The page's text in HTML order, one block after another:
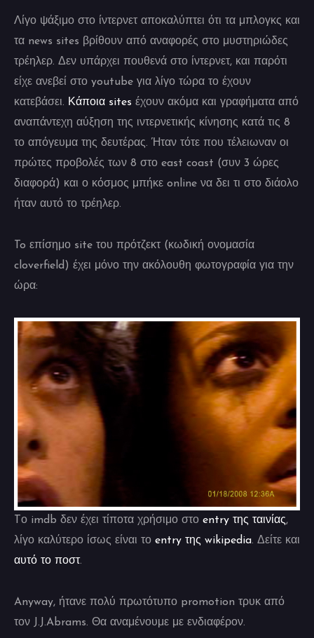
Λίγο ψάξιμο στο ίντερνετ αποκαλύπτει ότι τα μπλογκς και
τα news sites βρίθουν από αναφορές στο μυστηριώδες
τρέηλερ. Δεν υπάρχει πουθενά στο ίντερνετ, και παρότι
είχε ανεβεί στο youtube για λίγο τώρα το έχουν
κατεβάσει. Κάποια sites έχουν ακόμα και γραφήματα από
αναπάντεχη αύξηση της ιντερνετικής κίνησης κατά τις 8
το απόγευμα της δευτέρας. Ήταν τότε που τέλειωναν οι
πρώτες προβολές των 8 στο east coast (συν 3 ώρες
διαφορά) και ο κόσμος μπήκε online να δει τι στο διάολο
ήταν αυτό το τρέηλερ.
To επίσημο site του πρότζεκτ (κωδική ονομασία
cloverfield) έχει μόνο την ακόλουθη φωτογραφία για την
ώρα:
Tο imdb δεν έχει τίποτα χρήσιμο στο entry της ταινίας,
λίγο καλύτερο ίσως είναι το entry της wikipedia. Δείτε και
αυτό το ποστ.
Anyway, ήτανε πολύ πρωτότυπο promotion τρυκ από
τον J.J.Abrams. Θα αναμένουμε με ενδιαφέρον.